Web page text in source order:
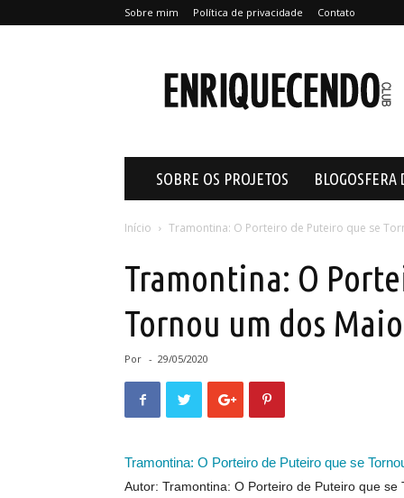
Sobre mim Política de privacidade Contato
SOBRE OS PROJETOS
Início Tramontina: O Porteiro de Puteiro que se
Tramontina: O
Tornou um dos
Por - 29/05/2020
Tramontina: O Porteiro de Puteiro que se
Autor: Tramontina: O Porteiro de Puteiro que